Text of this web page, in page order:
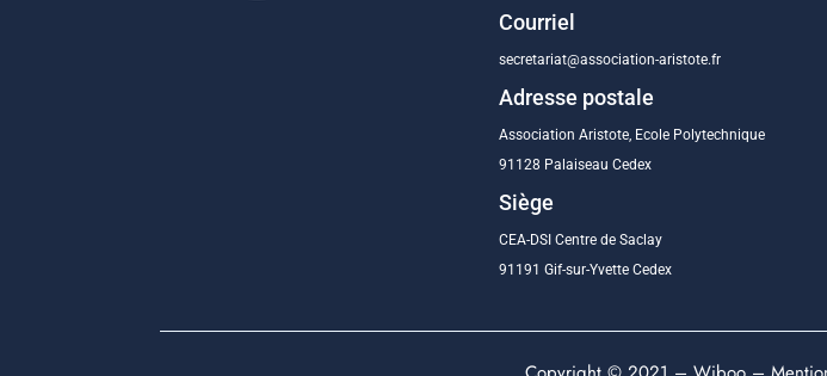
Courriel
secretariat@association-aristote.fr
Adresse postale
Association Aristote, Ecole Polytechnique
91128 Palaiseau Cedex
Siège
CEA-DSI Centre de Saclay
91191 Gif-sur-Yvette Cedex